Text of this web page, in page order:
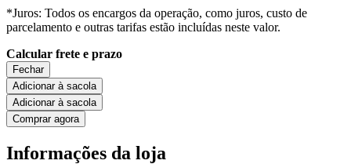
*Juros: Todos os encargos da operação, como juros, custo de
parcelamento e outras tarifas estão incluídas neste valor.
Calcular frete e prazo
Fechar
Adicionar à sacola
Adicionar à sacola
Comprar agora
Informações da loja